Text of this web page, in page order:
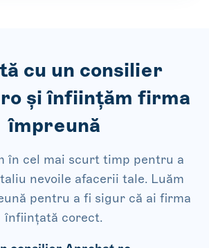
cu un consilier
și înființăm firma
împreună
în cel mai scurt timp pentru a
nevoile afacerii tale. Luăm
pentru a fi sigur că ai firma
înființată corect.